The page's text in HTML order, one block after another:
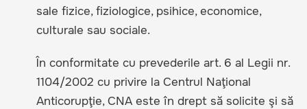
sale fizice, fiziologice, psihice, economice,
culturale sau sociale.
În conformitate cu prevederile art. 6 al Legii nr.
1104/2002 cu privire la Centrul Naţional
Anticorupţie, CNA este în drept să solicite şi să